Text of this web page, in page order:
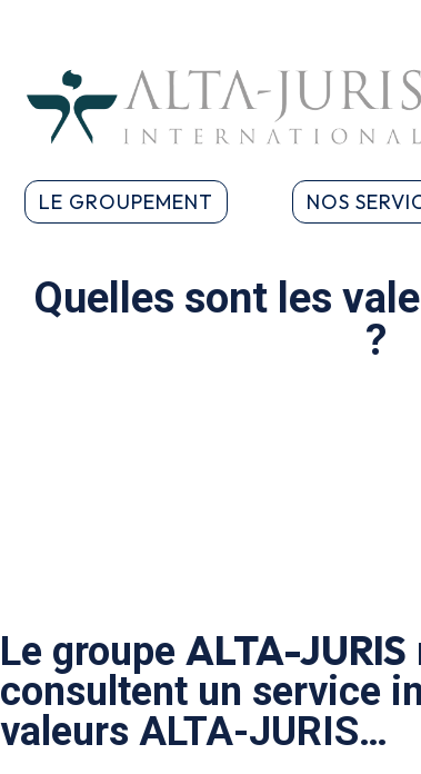
LE GROUPEMENT NOS
Quelles sont les
?
Le groupe ALTA-JURIS
consultent un service
valeurs ALTA-JURIS…